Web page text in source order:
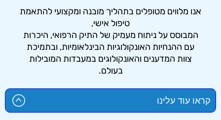
אנו מלווים מטופלים בתהליך מובנה ומקצועי להתאמת
טיפול אישי,
המבוסס על ניתוח מעמיק של התיק הרפואי, היכרות
עם ההנחיות האונקולוגיות הבינלאומיות, ובתמיכת
צוות המדענים והאונקולוגים במעבדות המובילות
בעולם.
קראו עוד עלינו